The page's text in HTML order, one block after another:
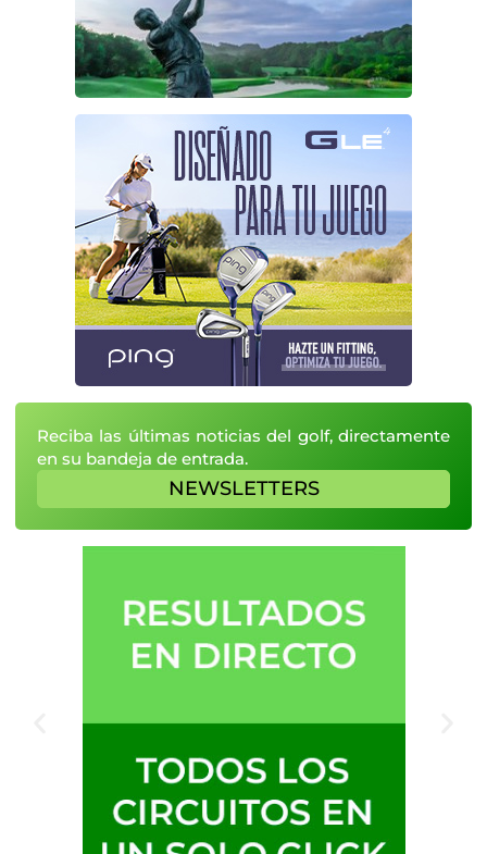
Reciba las últimas noticias del golf, directamente
en su bandeja de entrada.
NEWSLETTERS